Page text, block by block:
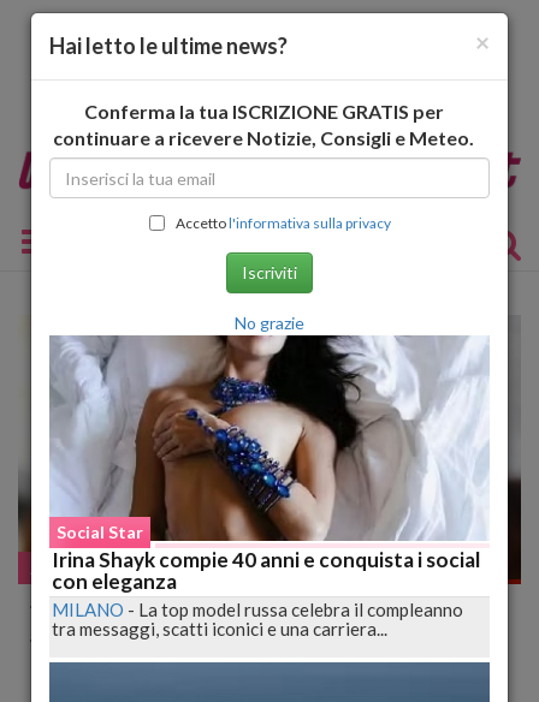
Toggle navigation
Assurdo ma vero
#Brasile: Rapita Suocera Patron #F1
#Ecclestone, Riscatto Milionario
×
Hai letto le ultime news?
Conferma la tua ISCRIZIONE GRATIS per
continuare a ricevere Notizie, Consigli e Meteo.
Accettol'informativa sulla privacy
Iscriviti
No grazie
Social Star
Irina Shayk compie 40 anni e conquista i social
con eleganza
MILANO - La top model russa celebra il compleanno
tra messaggi, scatti iconici e una carriera...